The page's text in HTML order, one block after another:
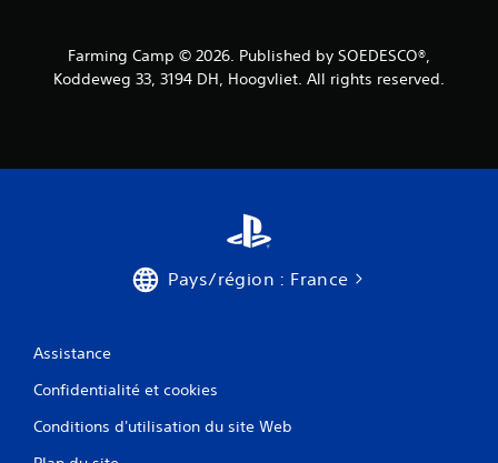
Farming Camp © 2026. Published by SOEDESCO®,
Koddeweg 33, 3194 DH, Hoogvliet. All rights reserved.
Pays/région : France
Assistance
Confidentialité et cookies
Conditions d'utilisation du site Web